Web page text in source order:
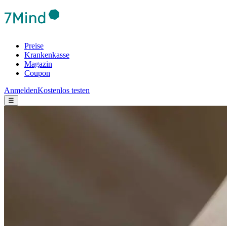
Preise
Krankenkasse
Magazin
Coupon
AnmeldenKostenlos testen
☰